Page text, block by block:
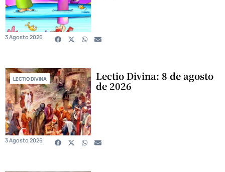
3 Agosto 2026
LECTIO DIVINA Lectio Divina: 8 de agosto
de 2026
3 Agosto 2026